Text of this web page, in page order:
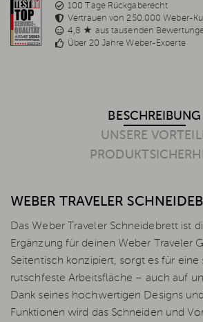
100 Tage Rückgaberecht
Vertrauen von 250.000 Weber-
4,8 ★ aus tausenden
Über 20 Jahre Weber-Experte
BESCHREIBUNG
UNSERE
WEBER TRAVELER
Das Weber Traveler Schneidebrett ist
Ergänzung für deinen Weber Traveler
Seitentisch konzipiert, sorgt es für eine
rutschfeste Arbeitsfläche – auch auf
Dank seines hochwertigen Designs
Funktionen wird das Schneiden und